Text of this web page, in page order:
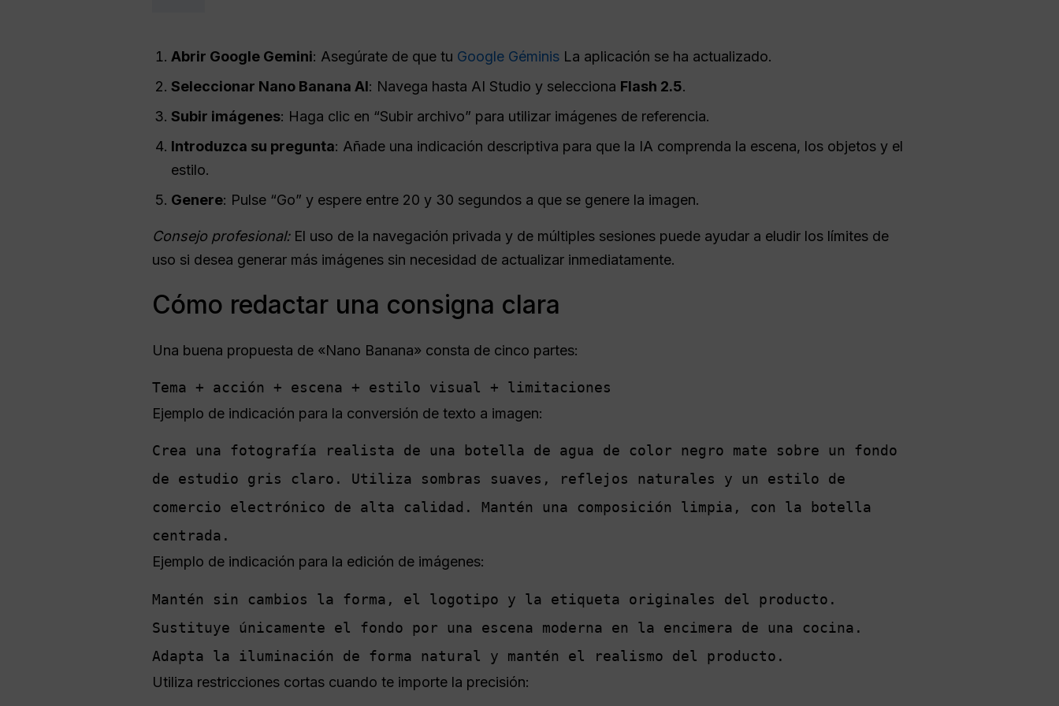
Abrir Google Gemini: Asegúrate de que tu Google Géminis La aplicación se ha actualizado.
Seleccionar Nano Banana AI: Navega hasta AI Studio y selecciona Flash 2.5.
Subir imágenes: Haga clic en “Subir archivo” para utilizar imágenes de referencia.
Introduzca su pregunta: Añade una indicación descriptiva para que la IA comprenda la escena, los objetos y el
estilo.
Genere: Pulse “Go” y espere entre 20 y 30 segundos a que se genere la imagen.
Consejo profesional:El uso de la navegación privada y de múltiples sesiones puede ayudar a eludir los límites de
uso si desea generar más imágenes sin necesidad de actualizar inmediatamente.
Cómo redactar una consigna clara
Una buena propuesta de «Nano Banana» consta de cinco partes:
Tema + acción + escena + estilo visual + limitaciones
Ejemplo de indicación para la conversión de texto a imagen:
Crea una fotografía realista de una botella de agua de color negro mate sobre un fondo
de estudio gris claro. Utiliza sombras suaves, reflejos naturales y un estilo de
comercio electrónico de alta calidad. Mantén una composición limpia, con la botella
centrada.
Ejemplo de indicación para la edición de imágenes:
Mantén sin cambios la forma, el logotipo y la etiqueta originales del producto.
Sustituye únicamente el fondo por una escena moderna en la encimera de una cocina.
Adapta la iluminación de forma natural y mantén el realismo del producto.
Utiliza restricciones cortas cuando te importe la precisión: